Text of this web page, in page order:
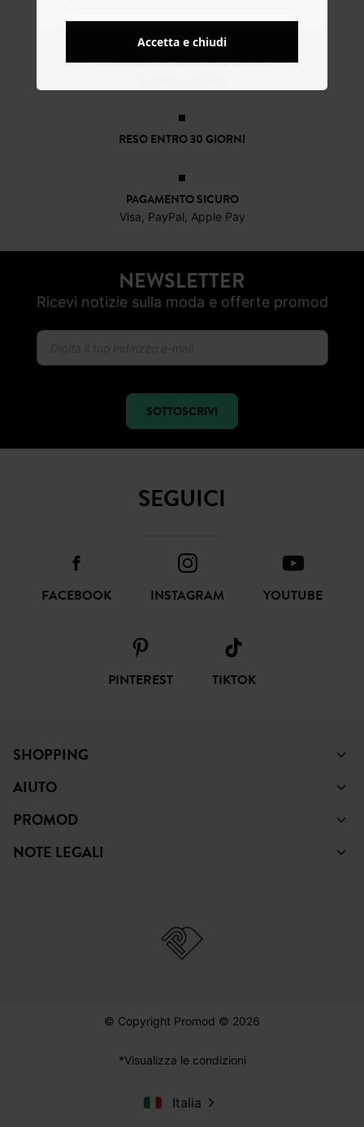
CONSEGNA A DOMICILIO GRATIS
RESO ENTRO 30 GIORNI
PAGAMENTO SICURO
Visa, PayPal, Apple Pay
NEWSLETTER
Ricevi notizie sulla moda e offerte promod
SOTTOSCRIVI
SEGUICI
FACEBOOK INSTAGRAM YOUTUBE
PINTEREST TIKTOK
SHOPPING
AIUTO
PROMOD
NOTE LEGALI
© Copyright Promod © 2026
*Visualizza le condizioni
Italia
Accetta e chiudi